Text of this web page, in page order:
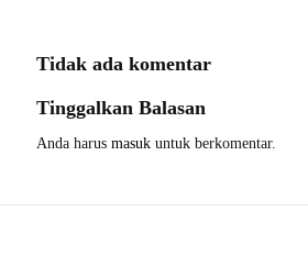
Tidak ada komentar
Tinggalkan Balasan
Anda harus masuk untuk berkomentar.